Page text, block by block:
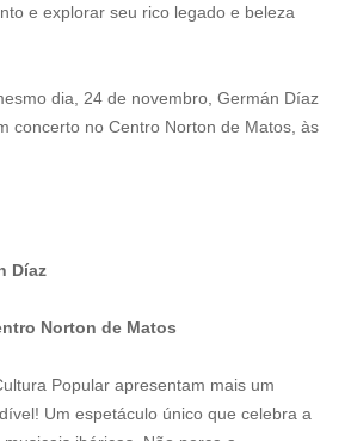
e explorar seu rico legado e beleza
dia, 24 de novembro, Germán Díaz
concerto no Centro Norton de Matos, às
Díaz
Norton de Matos
Popular apresentam mais um
Um espetáculo único que celebra a